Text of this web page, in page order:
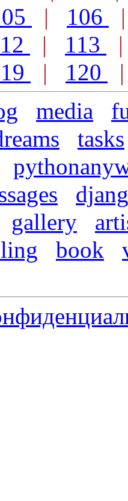
| 106
| 113
| 120
media
tasks
gallery
book